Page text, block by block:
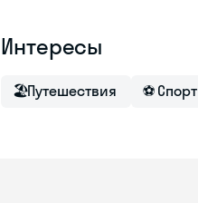
Интересы
🏖Путешествия ⚽ Спорт